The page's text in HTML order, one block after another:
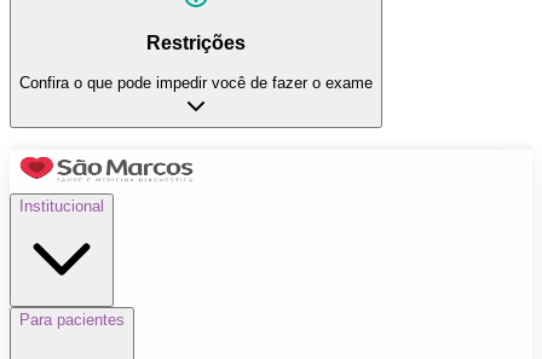
Restrições
Confira o que pode impedir você de fazer o exame
Institucional
Para pacientes